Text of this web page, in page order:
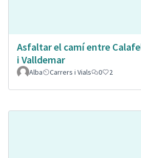
Asfaltar el camí entre
i Valldemar
Alba Carrers i Vials 0 2